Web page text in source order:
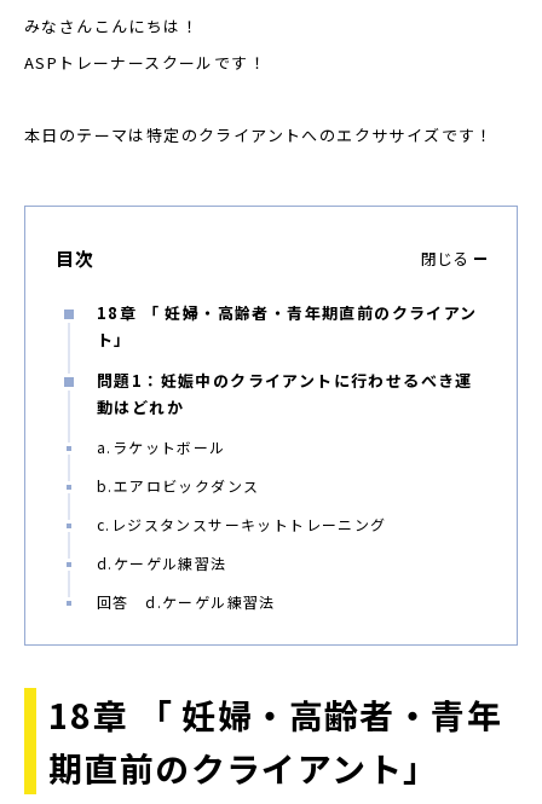
みなさんこんにちは！
ASPトレーナースクールです！
本日のテーマは特定のクライアントへのエクササイズです！
目次 閉じる
18章 「 妊婦・⾼齢者・⻘年期直前のクライアン
ト」
問題1：妊娠中のクライアントに⾏わせるべき運
動はどれか
a.ラケットボール
b.エアロビックダンス
c.レジスタンスサーキットトレーニング
d.ケーゲル練習法
回答 d.ケーゲル練習法
18章 「 妊婦・⾼齢者・⻘年
期直前のクライアント」